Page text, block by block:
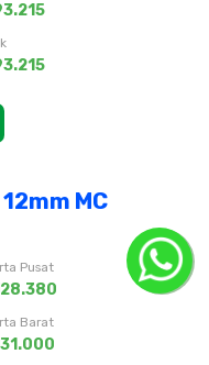
MC
Pusat
Barat